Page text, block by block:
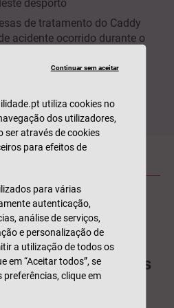
desporto
de tratamento do Caddy
acidente ocorrido durante o
despesas de bar ao
apólice no valor de 5,58€ se
pore-mail
clubes de golfe
Portugal e 105
distribuídos pelas
de turismo.
Continuar sem aceitar
utiliza cookies no
dos utilizadores,
ser através de cookies
para efeitos de
para várias
autenticação,
análise de serviços,
e personalização de
a utilização de todos os
em “Aceitar todos”, se
clique em